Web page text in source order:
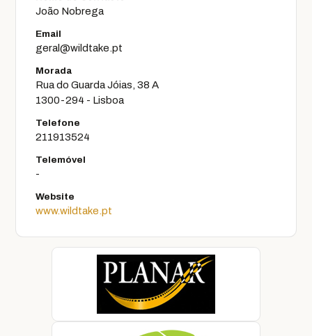
João Nobrega
Email
geral@wildtake.pt
Morada
Rua do Guarda Jóias, 38 A
1300-294 - Lisboa
Telefone
211913524
Telemóvel
-
Website
www.wildtake.pt